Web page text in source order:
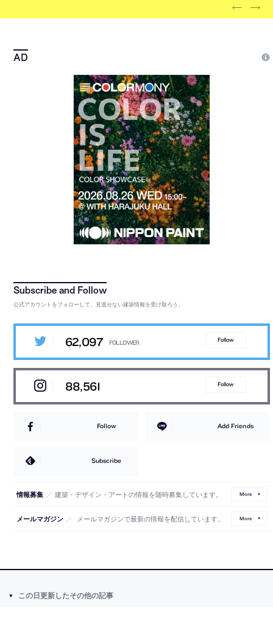
公式アカウントをフォローして、見逃せない建築情報を受け取ろう。
62,097 Follow
88,561 Follow
Follow Add Friends
Subscribe
情報募集 ／ 建築・デザイン・アートの情報を随時募集しています。 More
メールマガジン ／ メールマガジンで最新の情報を配信しています。 More
この日更新したその他の記事